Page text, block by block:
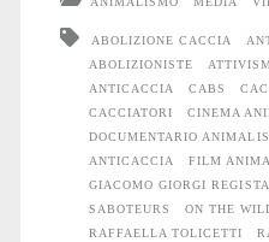
ABOLIZIONE CACCIA
ABOLIZIONISTE
ANTICACCIA
CABS
CACCIATORI
CINEMA
DOCUMENTARIO
ANTICACCIA
FILM
GIACOMO GIORGI REGISTA
SABOTEURS
ON THE
RAFFAELLA TOLICETTI